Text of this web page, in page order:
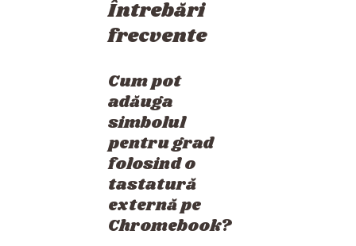
Întrebări
frecvente
Cum pot
adăuga
simbolul
pentru grad
folosind o
tastatură
externă pe
Chromebook?